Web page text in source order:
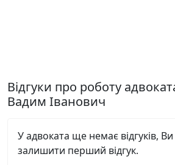
Відгуки про роботу
Вадим Іванович
У адвоката ще немає відгуків,
залишити перший відгук.